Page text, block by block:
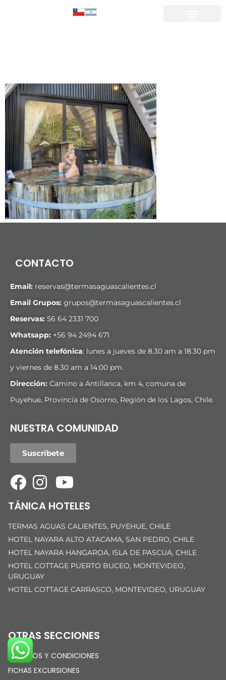
CONTACTO
Email: reservas@termasaguascalientes.cl
Email Grupos: grupos@termasaguascalientes.cl
Reservas: 56 64 2331 700
Whatsapp: +56 94 2494 671
Atención telefónica: lunes a jueves de 8.30 am a 18.30 pm
y viernes de 8.30 am a 14:00 pm.
Dirección: Camino a Antillanca, km 4, comuna de
Puyehue, Provincia de Osorno, Región de los Lagos, Chile.
NUESTRA COMUNIDAD
Suscríbete
TÁNICA HOTELES
TERMAS AGUAS CALIENTES, PUYEHUE, CHILE
HOTEL NAYARA ALTO ATACAMA, SAN PEDRO, CHILE
HOTEL NAYARA HANGAROA, ISLA DE PASCUA, CHILE
HOTEL COTTAGE PUERTO BUCEO, MONTEVIDEO,
URUGUAY
HOTEL COTTAGE CARRASCO, MONTEVIDEO, URUGUAY
OTRAS SECCIONES
TÉRMINOS Y CONDICIONES
FICHAS EXCURSIONES